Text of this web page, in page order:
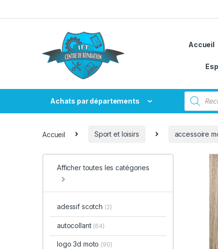
Accueil
Achats par départements
Accueil Sport et loisirs accessoire
Afficher toutes les catégories
adessif scotch (2)
autocollant (64)
logo 3d moto (90)